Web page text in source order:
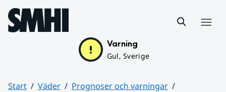
Hoppa till sidans innehåll
Varning
Gul, Sverige
Start Väder
Prognoser och varningar